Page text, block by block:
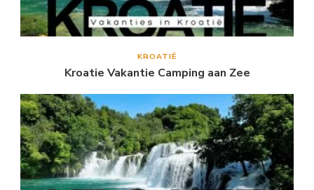
KROATIË
Kroatie Vakantie Camping aan Zee